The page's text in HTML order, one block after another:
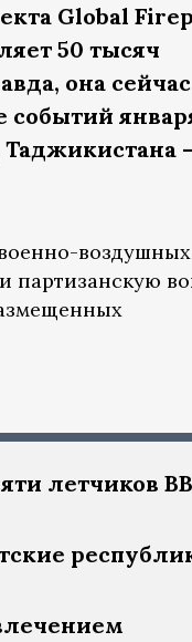
Global
50 тысяч
она сейчас
событий
Таджикистана
партизанскую
летчиков